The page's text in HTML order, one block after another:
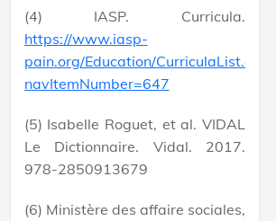
(4) IASP. Curricula.
https://www.iasp-
pain.org/Education/CurriculaList.aspx?
navItemNumber=647
(5) Isabelle Roguet, et al. VIDAL
Le Dictionnaire. Vidal. 2017.
978-2850913679
(6) Ministère des affaire sociales,